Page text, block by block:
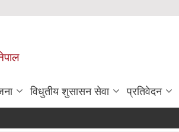
विधुतीय शुसासन सेवा प्रतिवेदन